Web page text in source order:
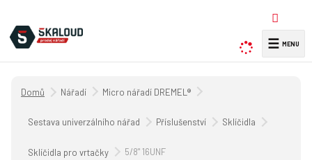
y
d
☰
Úvodní strana
Nářadí Micro nářadí DREMEL®
Sestava univerzálního nářadí Příslušenství Sklíčidla
Sklíčidla pro vrtačky 5/8" 16UNF